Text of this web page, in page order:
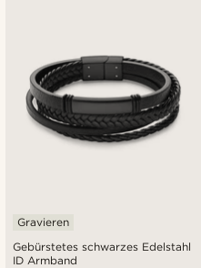
Gebürstetes schwarzes Edelstahl
ID Armband
Gravieren